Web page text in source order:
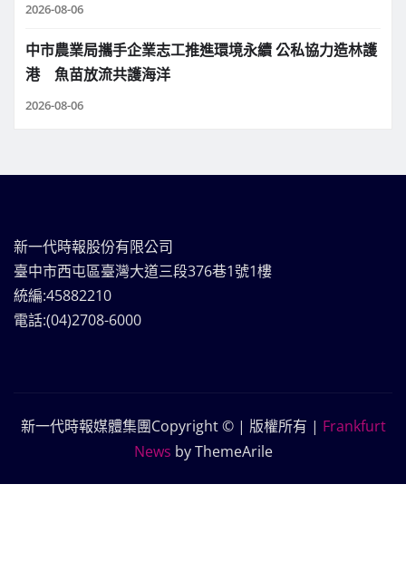
2026-08-06
中市農業局攜手企業志工推進環境永續 公私協力造林護
港 魚苗放流共護海洋
2026-08-06
新一代時報股份有限公司
臺中市西屯區臺灣大道三段376巷1號1樓
統編:45882210
電話:(04)2708-6000
新一代時報媒體集團Copyright © | 版權所有 | Frankfurt
News by ThemeArile